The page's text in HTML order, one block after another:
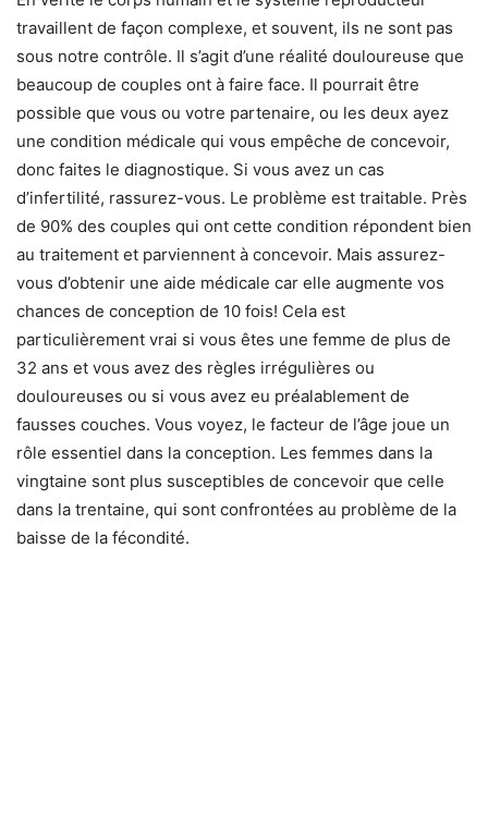
travaillent de façon complexe, et souvent, ils ne sont pas
sous notre contrôle. Il s’agit d’une réalité douloureuse que
beaucoup de couples ont à faire face. Il pourrait être
possible que vous ou votre partenaire, ou les deux ayez
une condition médicale qui vous empêche de concevoir,
donc faites le diagnostique. Si vous avez un cas
d’infertilité, rassurez-vous. Le problème est traitable. Près
de 90% des couples qui ont cette condition répondent bien
au traitement et parviennent à concevoir. Mais assurez-
vous d’obtenir une aide médicale car elle augmente vos
chances de conception de 10 fois! Cela est
particulièrement vrai si vous êtes une femme de plus de
32 ans et vous avez des règles irrégulières ou
douloureuses ou si vous avez eu préalablement de
fausses couches. Vous voyez, le facteur de l’âge joue un
rôle essentiel dans la conception. Les femmes dans la
vingtaine sont plus susceptibles de concevoir que celle
dans la trentaine, qui sont confrontées au problème de la
baisse de la fécondité.